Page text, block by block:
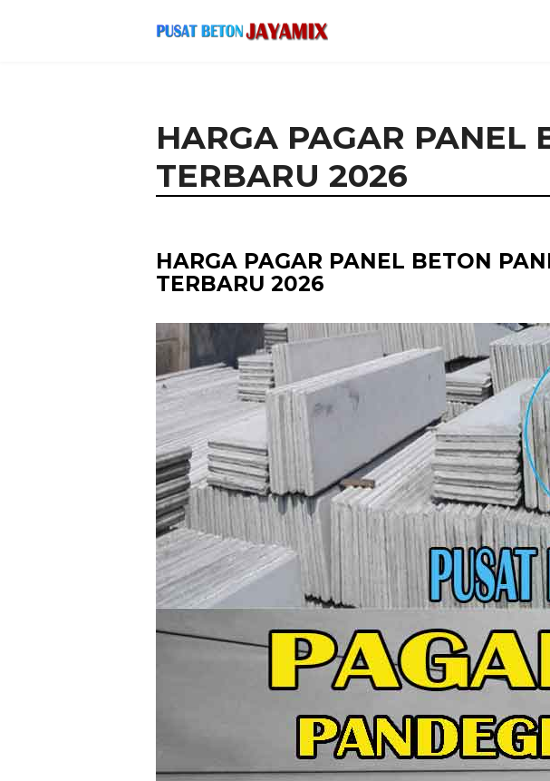
HARGA PAGAR PANEL
TERBARU 2026
HARGA PAGAR PANEL BETON
TERBARU 2026